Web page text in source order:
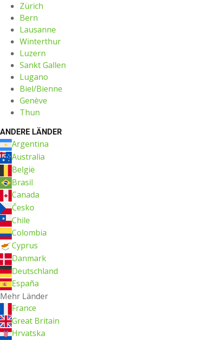
Zürich
Bern
Lausanne
Winterthur
Luzern
Sankt Gallen
Lugano
Biel/Bienne
Genève
Thun
ANDERE LÄNDER
Argentina
Australia
België
Brasil
Canada
Česko
Chile
Colombia
Cyprus
Danmark
Deutschland
España
Mehr Länder
France
Great Britain
Hrvatska